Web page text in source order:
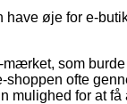
øje for e-
mærket, som
ofte
mulighed for at få